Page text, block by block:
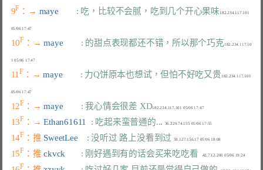
9F ：→ maye : 吃，比较不会腻，吃到几个开心果味 182.234.117.101
10F ：→ maye : 的甜点表现都还不错，所以那个巧克 182.234.117.10
1 05/06 17:47
11F ：→ maye : 力Q饼原本也想试，但怕不好吃又贵 182.234.117.101
12F ：→ maye : 我心情会很差 XD 182.234.117.101 05/06 17:47
13F ：→ Ethan61611 : 吃起来蛮普通的...
14F ：推 SweetLee : 没听过 路上没看到过
15F ：推 ckvck : 刚好遇到有的话会买来吃吃看
    42.73.2.200 05/06 19:24
F